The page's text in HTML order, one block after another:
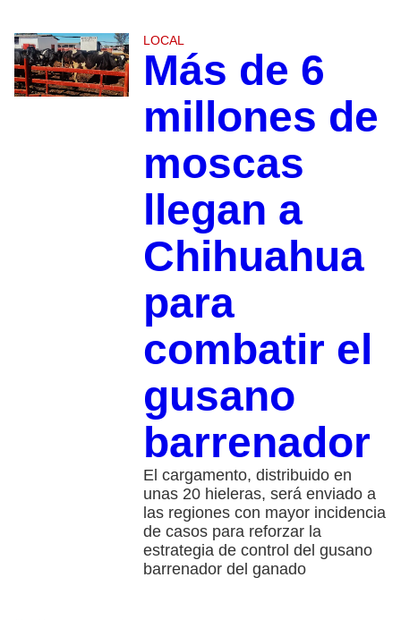
LOCAL
Más de 6
millones de
moscas
llegan a
Chihuahua
para
combatir el
gusano
barrenador
El cargamento, distribuido en
unas 20 hieleras, será enviado a
las regiones con mayor incidencia
de casos para reforzar la
estrategia de control del gusano
barrenador del ganado